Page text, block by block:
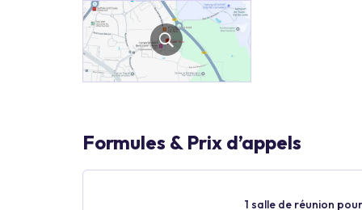
Formules & Prix d’appels
1 salle de réunion